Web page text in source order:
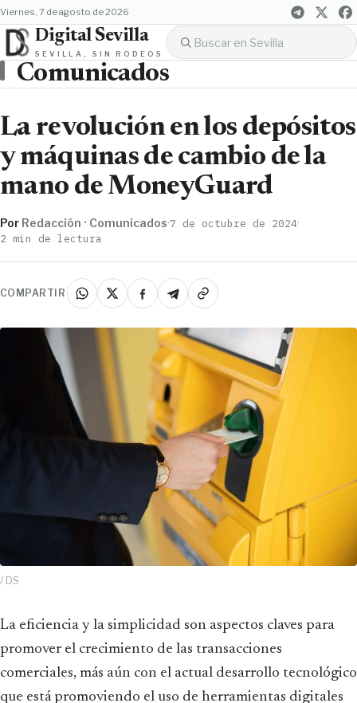
viernes, 7 de agosto de 2026
Digital Sevilla
SEVILLA, SIN RODEOS
Comunicados
La revolución en los depósitos
y máquinas de cambio de la
mano de MoneyGuard
Por Redacción · Comunicados·7 de octubre de 2024·
2 min de lectura
COMPARTIR
/ DS
La eficiencia y la simplicidad son aspectos claves para
promover el crecimiento de las transacciones
comerciales, más aún con el actual desarrollo tecnológico
que está promoviendo el uso de herramientas digitales